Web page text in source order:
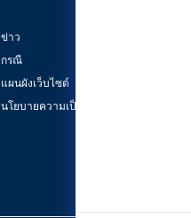
ข่าว
กรณี
แผนผังเว็บไซต์
นโยบายความเป็นส่วนตัว